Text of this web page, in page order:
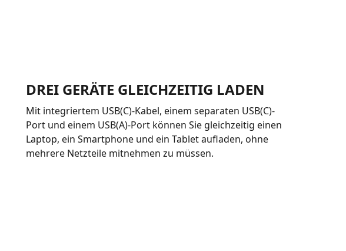
DREI GERÄTE GLEICHZEITIG LADEN
Mit integriertem USB(C)-Kabel, einem separaten USB(C)-
Port und einem USB(A)-Port können Sie gleichzeitig einen
Laptop, ein Smartphone und ein Tablet aufladen, ohne
mehrere Netzteile mitnehmen zu müssen.